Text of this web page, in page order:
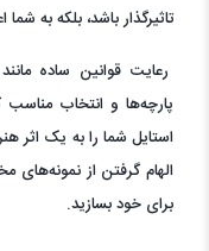
تاثیرگذار باشد، بلکه به
رعایت قوانین ساده
پارچه‌ها و انتخاب مناسب
استایل شما را به یک اثر
الهام گرفتن از نمونه‌های
برای خود بسازید.